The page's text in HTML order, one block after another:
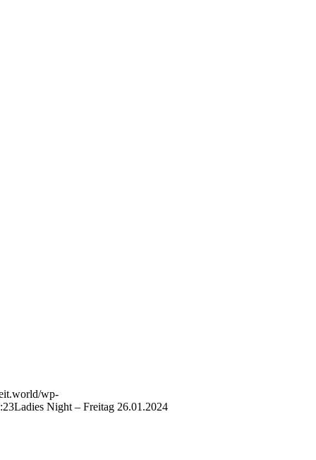
wp-
Ladies Night – Freitag 26.01.2024